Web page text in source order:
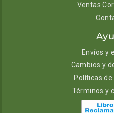
Ventas
Envíos y
Cambios y
Políticas de
Términos y